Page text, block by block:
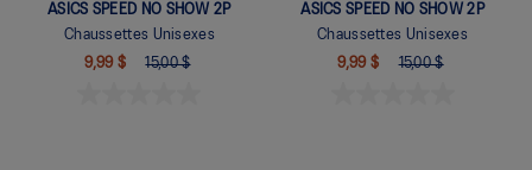
ASICS SPEED NO SHOW 2P
Chaussettes Unisexes
9,99 $
15,00 $
ASICS SPEED NO SHOW 2P
Chaussettes Unisexes
9,99 $
15,00 $